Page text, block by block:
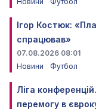
Ігор Костюк:
спрацював»
07.08.2026 08:01
Новини
Футбол
Ліга
перемогу в